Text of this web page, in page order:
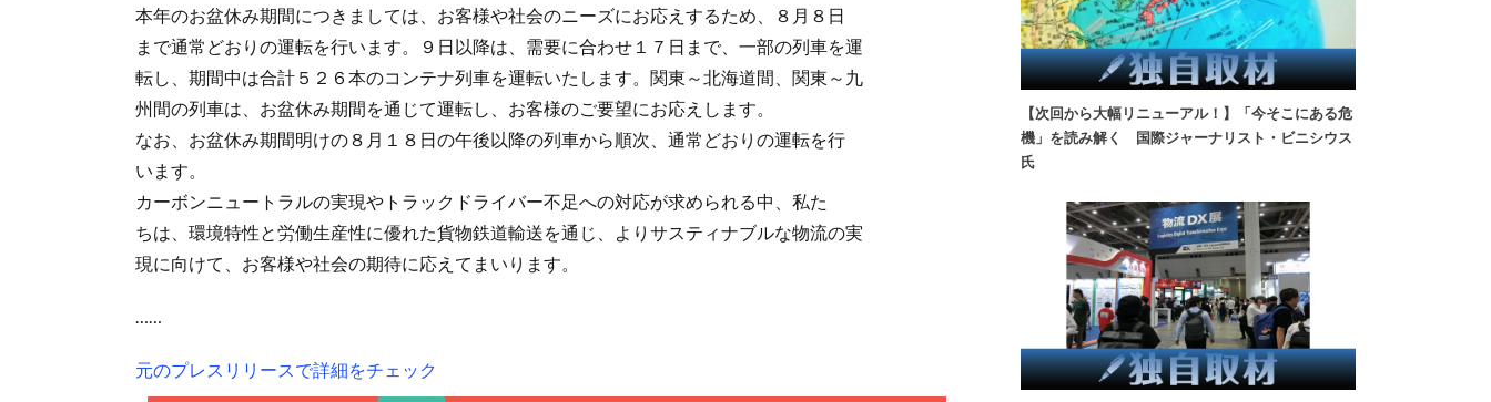
本年のお盆休み期間につきましては、お客様や社会のニーズにお応えするため、８月８日
まで通常どおりの運転を行います。９日以降は、需要に合わせ１７日まで、一部の列車を運
転し、期間中は合計５２６本のコンテナ列車を運転いたします。関東～北海道間、関東～九
州間の列車は、お盆休み期間を通じて運転し、お客様のご要望にお応えします。
なお、お盆休み期間明けの８月１８日の午後以降の列車から順次、通常どおりの運転を行
います。
カーボンニュートラルの実現やトラックドライバー不足への対応が求められる中、私た
ちは、環境特性と労働生産性に優れた貨物鉄道輸送を通じ、よりサスティナブルな物流の実
現に向けて、お客様や社会の期待に応えてまいります。
……
元のプレスリリースで詳細をチェック
【次回から大幅リニューアル！】「今そこにある危
機」を読み解く 国際ジャーナリスト・ビニシウス
氏